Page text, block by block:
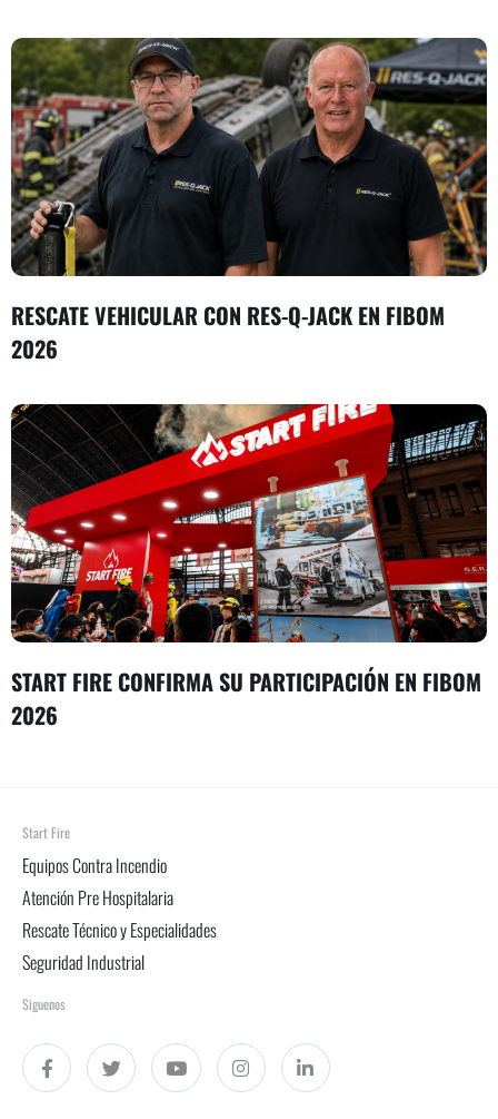
RESCATE VEHICULAR CON RES-Q-JACK EN FIBOM
2026
START FIRE CONFIRMA SU PARTICIPACIÓN EN FIBOM
2026
Start Fire
Equipos Contra Incendio
Atención Pre Hospitalaria
Rescate Técnico y Especialidades
Seguridad Industrial
Siguenos
a
c
e
w
i
t
o
u
t
n
s
t
i
n
k